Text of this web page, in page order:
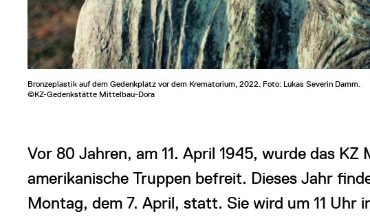
Bronzeplastik auf dem Gedenkplatz vor dem Krematorium, 2022. Foto: Lukas Severin Damm.
©KZ-Gedenkstätte Mittelbau-Dora
Vor 80 Jahren, am 11. April 1945, wurde das
amerikanische Truppen befreit. Dieses Jahr
Montag, dem 7. April, statt. Sie wird um 11 Uhr